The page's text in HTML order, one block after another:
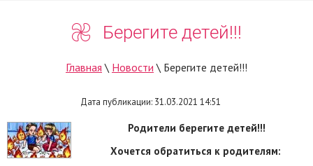
Берегите детей!!!
Главная \ Новости \ Берегите детей!!!
Дата публикации: 31.03.2021 14:51
Родители берегите детей!!!
Хочется обратиться к родителям: